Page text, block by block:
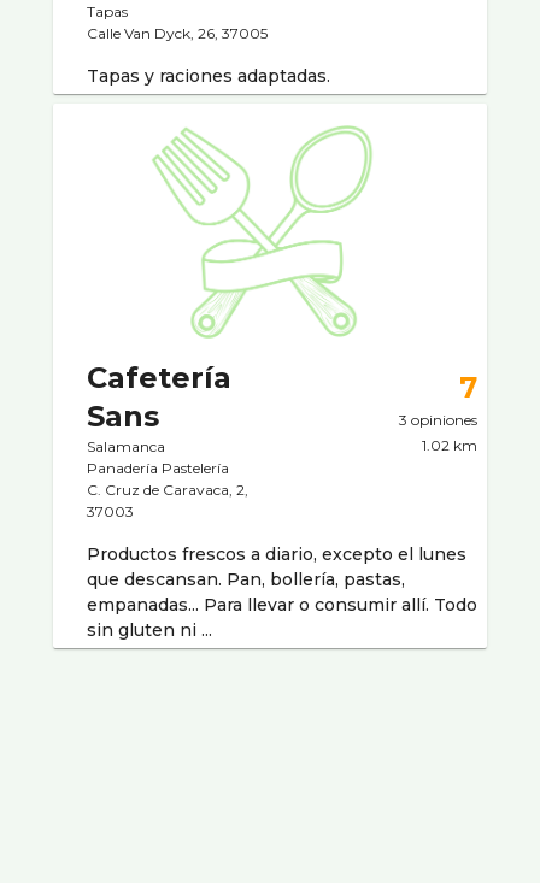
Tapas
Calle Van Dyck, 26, 37005
Tapas y raciones adaptadas.
Cafetería
Sans
Salamanca
Panaderí­a Pastelerí­a
C. Cruz de Caravaca, 2,
37003
7
3 opiniones
1.02 km
Productos frescos a diario, excepto el lunes
que descansan. Pan, bollería, pastas,
empanadas... Para llevar o consumir allí. Todo
sin gluten ni ...